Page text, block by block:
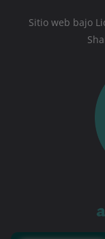
Sitio web bajo